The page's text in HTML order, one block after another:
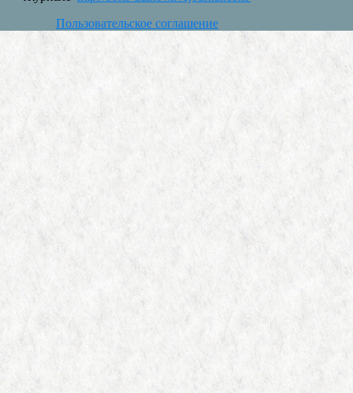
Пользовательское соглашение